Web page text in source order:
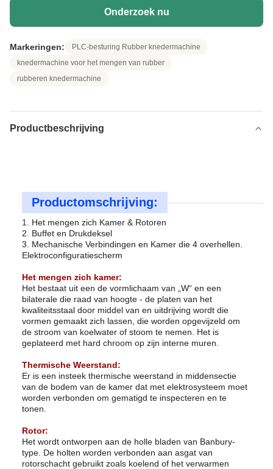
Onderzoek nu
Markeringen:
PLC-besturing Rubber knedermachine
knedermachine voor het mengen van rubber
rubberen knedermachine
Productbeschrijving
Productomschrijving:
1. Het mengen zich Kamer & Rotoren
2. Buffet en Drukdeksel
3. Mechanische Verbindingen en Kamer die 4 overhellen.
Elektroconfiguratiescherm
Het mengen zich kamer:
Het bestaat uit een de vormlichaam van „W“ en een
bilaterale die raad van hoogte - de platen van het
kwaliteitsstaal door middel van en uitdrijving wordt die
vormen gemaakt zich lassen, die worden opgevijzeld om
de stroom van koelwater of stoom te nemen. Het is
geplateerd met hard chroom op zijn interne muren.
Thermische Weerstand:
Er is een insteek thermische weerstand in middensectie
van de bodem van de kamer dat met elektrosysteem moet
worden verbonden om gematigd te inspecteren en te
tonen.
Rotor:
Het wordt ontworpen aan de holle bladen van Banbury-
type. De holten worden verbonden aan asgat van
rotorschacht gebruikt zoals koelend of het verwarmen